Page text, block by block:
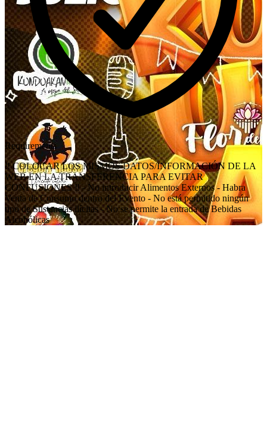
Requirements
‼️ COLOCAR LOS MISMOS DATOS/INFORMACIÓN DE LA
WEB EN LA TRANSFERENCIA PARA EVITAR
CONFUSIONES ‼️ - No introducir Alimentos Externos - Habra
Venta de Consumo dentro del Evento - No está permitido ningún
tipo de Sustancias ilícitas - No se permite la entrada de Bebidas
Alcohólicas